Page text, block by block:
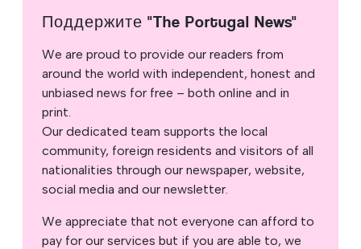
Поддержите "The Portugal News"
We are proud to provide our readers from
around the world with independent, honest and
unbiased news for free – both online and in
print.
Our dedicated team supports the local
community, foreign residents and visitors of all
nationalities through our newspaper, website,
social media and our newsletter.
We appreciate that not everyone can afford to
pay for our services but if you are able to, we